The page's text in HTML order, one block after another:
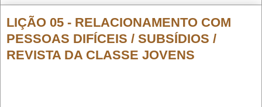
LIÇÃO 05 - RELACIONAMENTO COM
PESSOAS DIFÍCEIS / SUBSÍDIOS /
REVISTA DA CLASSE JOVENS